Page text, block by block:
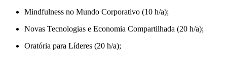
Mindfulness no Mundo Corporativo (10 h/a);
Novas Tecnologias e Economia Compartilhada (20 h/a);
Oratória para Líderes (20 h/a);